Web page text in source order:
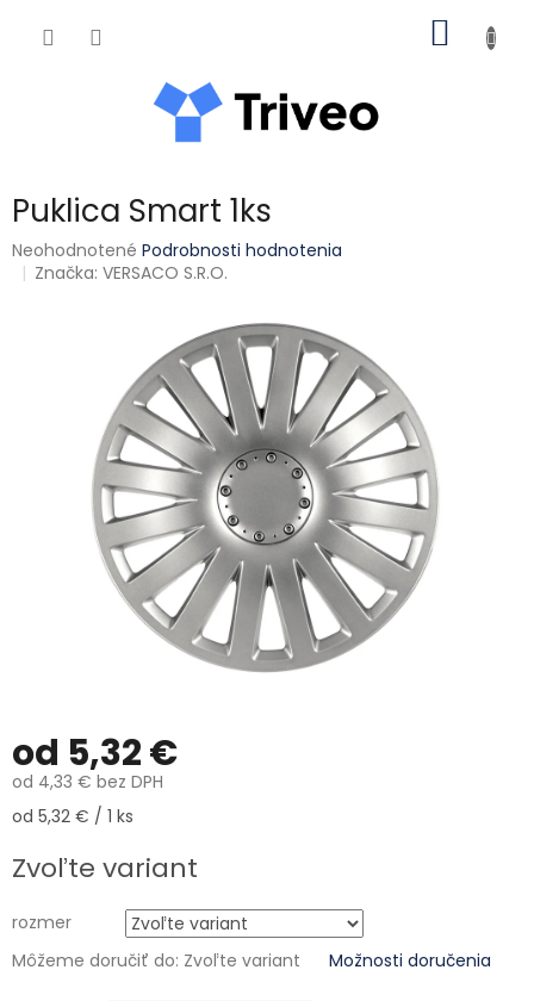
Puklica Smart 1ks
Priemerné hodnotenie produktu je 0,0 z 5 hviezdičiek.
Neohodnotené Podrobnosti hodnotenia
Značka:VERSACO S.R.O.
od 5,32 €
od 4,33 € bez DPH
Jednotková cena:
od 5,32 € / 1 ks
Zvoľte variant
rozmer
Môžeme doručiť do: Zvoľte variant Možnosti doručenia